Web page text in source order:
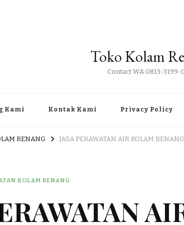
Toko Kolam
Contact WA 0813-
Kami Kontak Kami Privacy Policy
RENANG JASA PERAWATAN AIR KOLAM
KOLAM RENANG